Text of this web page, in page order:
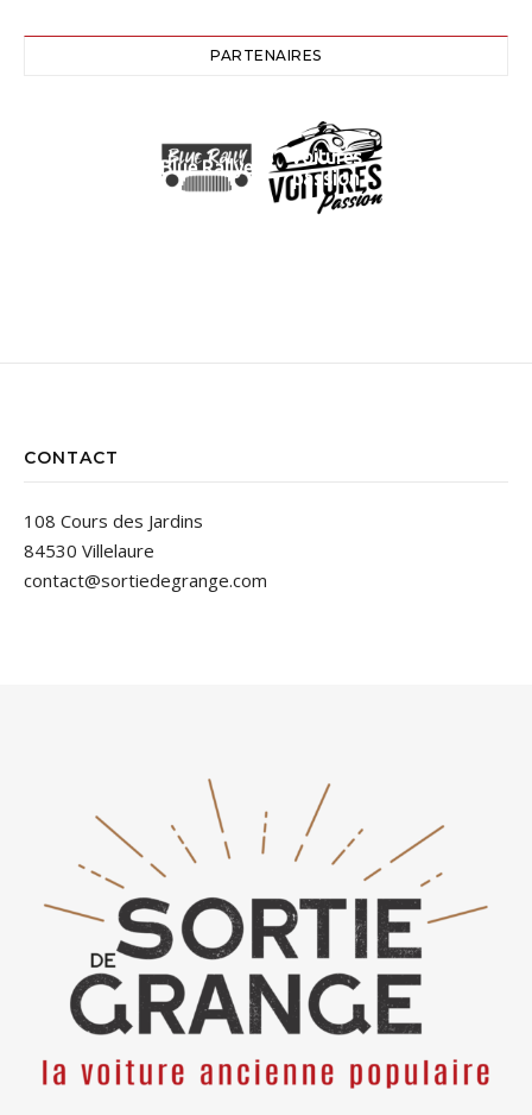
PARTENAIRES
Blue Rallye
Voitures
passion
CONTACT
108 Cours des Jardins
84530 Villelaure
contact@sortiedegrange.com